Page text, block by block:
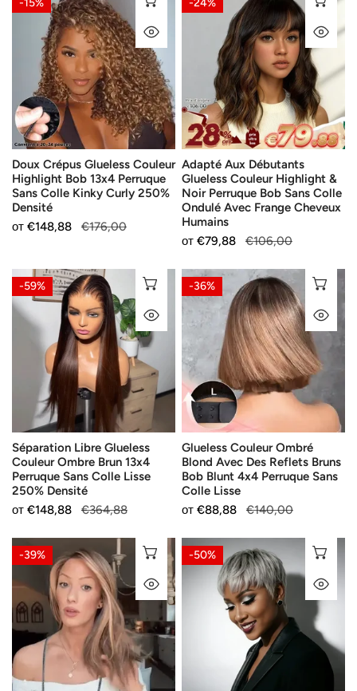
Crépus
Glueless
Couleur
Highlight
13x4
Perruque
Sans
Colle
Kinky
Curly
250%
БЪРЗ ПОГЛЕД
Doux Crépus Glueless Couleur
Highlight Bob 13x4 Perruque
Sans Colle Kinky Curly 250%
Densité
Продажна
от €148,88
Редовна
€176,00
Aux
Débutants
Glueless
Couleur
Highlight
&
Noir
Perruque
Bob
Sans
Colle
Ondulé
Avec
Cheveux
Humains
Adapté Aux Débutants
Glueless Couleur Highlight &
Noir Perruque Bob Sans Colle
Ondulé Avec Frange Cheveux
Humains
Продажна
от €79,88
Редовна
€106,00
Séparation
Libre
Glueless
Ombre
Perruque
Sans
Colle
Lisse
250%
Densité
-59% ИЗБЕРЕТЕ ОПЦИИ
БЪРЗ ПОГЛЕД
Séparation Libre Glueless
Couleur Ombre Brun 13x4
Perruque Sans Colle Lisse
250% Densité
Продажна
от €148,88
Редовна
€364,88
Glueless
Couleur
Ombré
Blond
Avec
Des
Reflets
Bruns
Bob
Blunt
4x4
Perruque
Sans
Lisse
-36%
Glueless Couleur Ombré
Blond Avec Des Reflets Bruns
Bob Blunt 4x4 Perruque Sans
Colle Lisse
Продажна
от €88,88
Редовна
€140,00
Glueless
Nœuds
Préblanchis
Wear
Go
Couleur
Highlight
5x5
-39% ИЗБЕРЕТЕ ОПЦИИ
БЪРЗ ПОГЛЕД
Boss
Mature
Tendance
Glueless
-50%